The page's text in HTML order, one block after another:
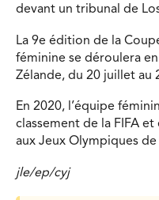
devant un tribunal de
La 9e édition de la
féminine se déroulera
Zélande, du 20 juillet au
En 2020, l’équipe
classement de la FIFA
aux Jeux Olympiques de
jle/ep/cyj